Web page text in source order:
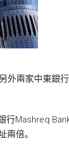
外兩家中東
Mashreq
兩倍。